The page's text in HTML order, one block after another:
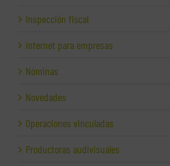
Inspección fiscal
Internet para empresas
Nóminas
Novedades
Operaciones vinculadas
Productoras audivisuales